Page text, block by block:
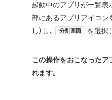
起動中のアプリが一覧表
部にあるアプリアイコン
し）し、
分割画面 を選択
この操作をおこなったア
れます。